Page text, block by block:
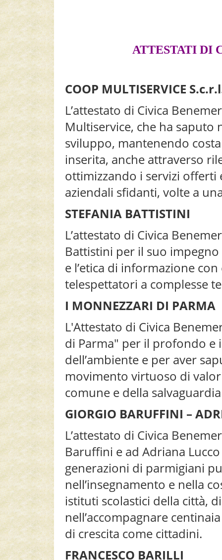
ATTESTATI DI
COOP MULTISERVICE
L’attestato di Civica
Multiservice, che ha
sviluppo, mantenendo
inserita, anche attraverso
ottimizzando i servizi
aziendali sfidanti, volte a
STEFANIA BATTISTINI
L’attestato di Civica
Battistini per il suo
e l’etica di informazione
telespettatori a complesse
I MONNEZZARI DI PARMA
L'Attestato di Civica
di Parma" per il profondo e
dell’ambiente e per aver
movimento virtuoso di
comune e della
GIORGIO BARUFFINI –
L’attestato di Civica
Baruffini e ad Adriana
generazioni di parmigiani
nell’insegnamento e nella
istituti scolastici della città,
nell’accompagnare
di crescita come cittadini.
FRANCESCO BARILLI